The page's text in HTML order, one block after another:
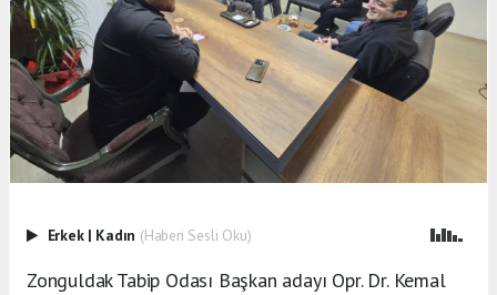
Erkek | Kadın (Haberi Sesli Oku)
Zonguldak Tabip Odası Başkan adayı Opr. Dr. Kemal